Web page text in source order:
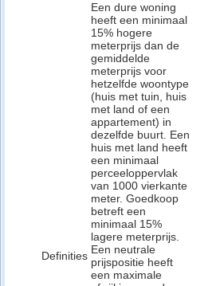
Definities
Een dure woning
heeft een minimaal
15% hogere
meterprijs dan de
gemiddelde
meterprijs voor
hetzelfde woontype
(huis met tuin, huis
met land of een
appartement) in
dezelfde buurt. Een
huis met land heeft
een minimaal
perceeloppervlak
van 1000 vierkante
meter. Goedkoop
betreft een
minimaal 15%
lagere meterprijs.
Een neutrale
prijspositie heeft
een maximale